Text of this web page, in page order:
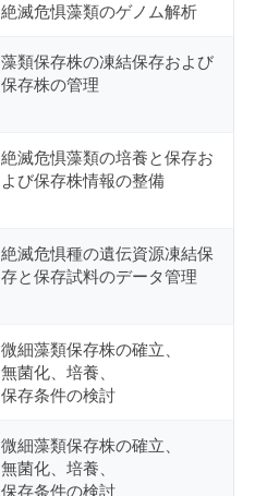
絶滅危惧藻類のゲノム解析
藻類保存株の凍結保存および
保存株の管理
絶滅危惧藻類の培養と保存お
よび保存株情報の整備
絶滅危惧種の遺伝資源凍結保
存と保存試料のデータ管理
微細藻類保存株の確立、
無菌化、培養、
保存条件の検討
微細藻類保存株の確立、
無菌化、培養、
保存条件の検討